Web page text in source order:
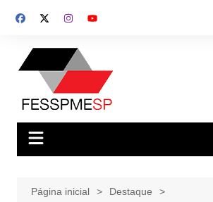
para
conteúdo
Página inicial
Destaque